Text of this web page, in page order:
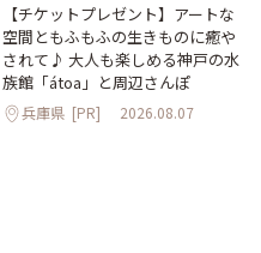
【チケットプレゼント】アートな
空間ともふもふの生きものに癒や
されて♪ 大人も楽しめる神戸の水
族館「átoa」と周辺さんぽ
兵庫県 [PR] 2026.08.07